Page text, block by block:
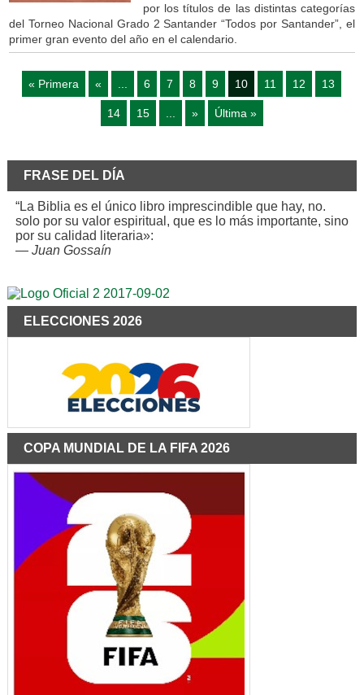
por los títulos de las distintas categorías
del Torneo Nacional Grado 2 Santander “Todos por Santander”, el
primer gran evento del año en el calendario.
« Primera « 6 7 8 9 10 11 12 13
14 15 » Última »
FRASE DEL DÍA
“La Biblia es el único libro imprescindible que hay, no.
solo por su valor espiritual, que es lo más importante, sino
por su calidad literaria»:
— Juan Gossaín
ELECCIONES 2026
COPA MUNDIAL DE LA FIFA 2026